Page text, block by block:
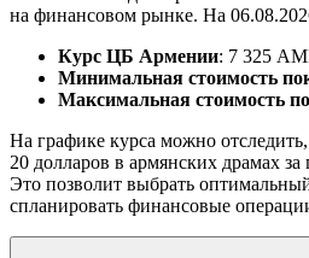
на финансовом рынке. На
Курс ЦБ Армении: 7 325
Минимальная стоимость
Максимальная стоимость
На графике курса можно
20 долларов в армянских драмах
Это позволит выбрать
спланировать финансовые